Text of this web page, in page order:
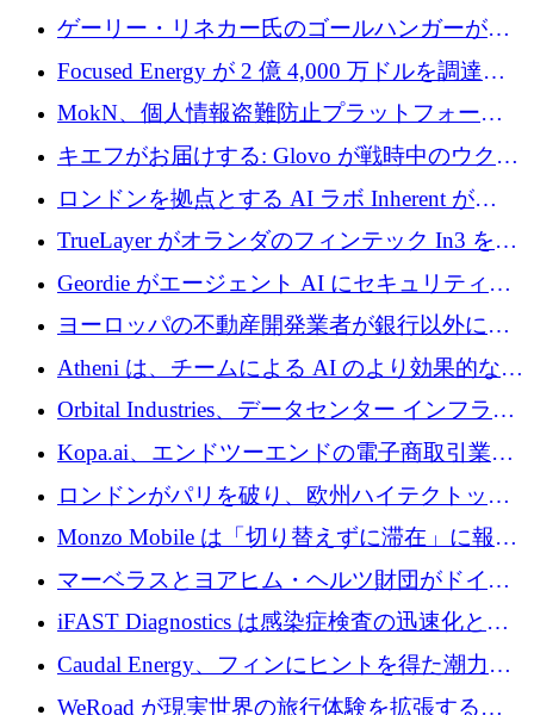
2,000 万ユーロのシードラウンドを完了
ゲーリー・リネカー氏のゴールハンガーがVC
事業を開始
Focused Energy が 2 億 4,000 万ドルを調達、
TrueLayer が In3 を買収、ロンドンが首位の座
を奪還
MokN、個人情報盗難防止プラットフォーム
の成長のためにシリーズ A で 1,500 万ドルを
調達
キエフがお届けする: Glovo が戦時中のウクラ
イナで最も急速に成長する市場の 1 つをどの
ように拡大したか
ロンドンを拠点とする AI ラボ Inherent が
5,000 万ドルの資金調達でステルスから浮上
TrueLayer がオランダのフィンテック In3 を買
収、チェックアウト時にクレジットを提供
Geordie がエージェント AI にセキュリティと
ガバナンスをもたらすために 3,000 万ドルを
ヨーロッパの不動産開発業者が銀行以外にも
目を向けているため、InRentoの資金調達額は
1億ユーロを突破
Atheni は、チームによる AI のより効果的な使
用を支援するために 35 万ポンドを確保
Orbital Industries、データセンター インフラス
トラクチャ システムの拡張に 5,000 万ドルを
確保
Kopa.ai、エンドツーエンドの電子商取引業務
用の AI エージェントを構築するために 200
万ユーロを調達
ロンドンがパリを破り、欧州ハイテクトップ
の座を奪還
Monzo Mobile は「切り替えずに滞在」に報酬
を与える
マーベラスとヨアヒム・ヘルツ財団がドイツ
の商業化ギャップを埋めるために2,000万ユー
ロのディープテック基金を立ち上げる
iFAST Diagnostics は感染症検査の迅速化と抗
菌薬耐性への取り組みに 500 万ポンドを寄付
Caudal Energy、フィンにヒントを得た潮力発
電技術の規模拡大に向けて 430 万ポンドを調
WeRoad が現実世界の旅行体験を拡張するた